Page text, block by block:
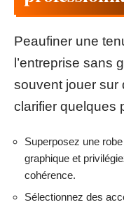
Peaufiner une
l’entreprise sans
souvent jouer sur
clarifier quelques
Superposez une
graphique et
cohérence.
Sélectionnez des